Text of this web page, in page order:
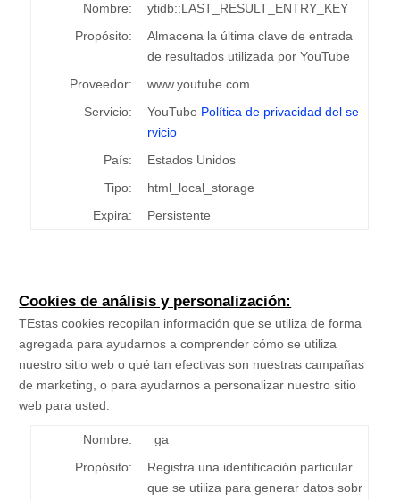
Nombre:
ytidb::LAST_RESULT_ENTRY_KEY
Propósito:
Almacena la última clave de entrada
de resultados utilizada por YouTube
Proveedor:
www.youtube.com
Servicio:
YouTube Política de privacidad del se
rvicio
País:
Estados Unidos
Tipo:
html_local_storage
Expira:
Persistente
Cookies de análisis y personalización:
TEstas cookies recopilan información que se utiliza de forma
agregada para ayudarnos a comprender cómo se utiliza
nuestro sitio web o qué tan efectivas son nuestras campañas
de marketing, o para ayudarnos a personalizar nuestro sitio
web para usted.
Nombre:
_ga
Propósito:
Registra una identificación particular
que se utiliza para generar datos sobr